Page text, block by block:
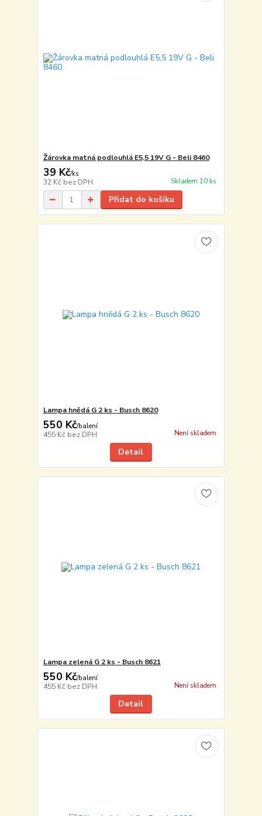
Žárovka matná podlouhlá E5,5 19V G - Beli 8460
39 Kč/ks
32 Kč bez DPH Skladem 10 ks
Přidat do košíku
Lampa hnědá G 2 ks - Busch 8620
550 Kč/balení
455 Kč bez DPH Není skladem
Detail
Lampa zelená G 2 ks - Busch 8621
550 Kč/balení
455 Kč bez DPH Není skladem
Detail